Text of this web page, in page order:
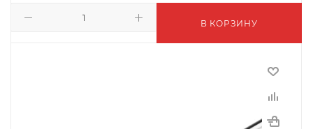
В КОРЗИНУ